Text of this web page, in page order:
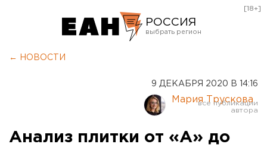
РОССИЯ
Курган
Оренбург
[18+]
← НОВОСТИ
9 ДЕКАБРЯ 2020 В 14:16
Мария Трускова
Анализ плитки от «А» до